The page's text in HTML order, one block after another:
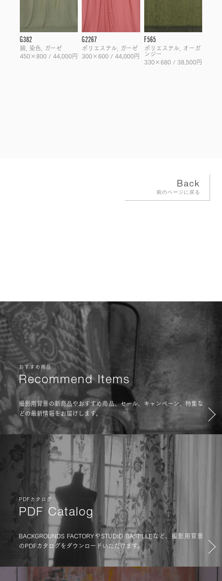
G382
綿, 染色, ガーゼ
450×800 / 44,000円
G2267
ポリエステル, ガーゼ
300×600 / 44,000円
F565
ポリエステル, オーガ
ンジー
330×680 / 38,500円
Back
前のページに戻る
おすすめ商品
Recommend Items
撮影用背景の新商品やおすすめ商品、セール、キャンペーン、特集な
どの最新情報をお届けします。
PDFカタログ
PDF Catalog
BACKGROUNDS FACTORYやSTUDIO BASTILLEなど、撮影用背景
のPDFカタログをダウンロードいただけます。